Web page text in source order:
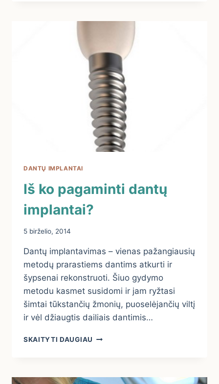
ŽINGSNIAI
DANTŲ IMPLANTAI
Iš ko pagaminti dantų
implantai?
5 birželio, 2014
Dantų implantavimas – vienas pažangiausių
metodų prarastiems dantims atkurti ir
šypsenai rekonstruoti. Šiuo gydymo
metodu kasmet susidomi ir jam ryžtasi
šimtai tūkstančių žmonių, puoselėjančių viltį
ir vėl džiaugtis dailiais dantimis…
SKAITYTI DAUGIAU IŠ
IMPLANTAI?